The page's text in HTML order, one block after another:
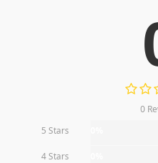
0
5 Stars
4 Stars